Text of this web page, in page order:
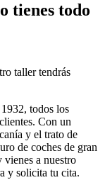
tienes todo
taller tendrás
todos los
Con un
y el trato de
de coches de gran
a nuestro
y solicita tu cita.